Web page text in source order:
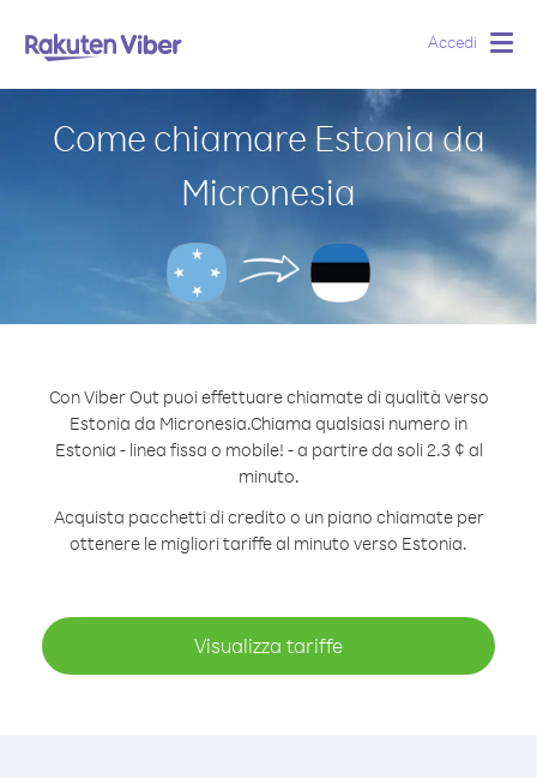
Accedi
Come chiamare Estonia da
Micronesia
Con Viber Out puoi effettuare chiamate di qualità verso
Estonia da Micronesia.Chiama qualsiasi numero in
Estonia - linea fissa o mobile! - a partire da soli 2.3 ¢ al
minuto.
Acquista pacchetti di credito o un piano chiamate per
ottenere le migliori tariffe al minuto verso Estonia.
Visualizza tariffe